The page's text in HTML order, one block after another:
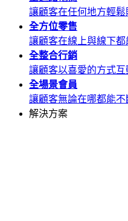
讓顧客在任何地方輕
全方位零售
讓顧客在線上與線下
全整合行銷
讓顧客以喜愛的方式
全場景會員
讓顧客無論在哪都能
解決方案